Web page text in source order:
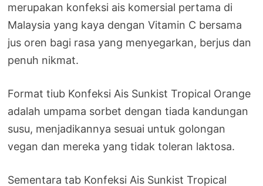
merupakan konfeksi ais komersial pertama di
Malaysia yang kaya dengan Vitamin C bersama
jus oren bagi rasa yang menyegarkan, berjus dan
penuh nikmat.
Format tiub Konfeksi Ais Sunkist Tropical Orange
adalah umpama sorbet dengan tiada kandungan
susu, menjadikannya sesuai untuk golongan
vegan dan mereka yang tidak toleran laktosa.
Sementara tab Konfeksi Ais Sunkist Tropical